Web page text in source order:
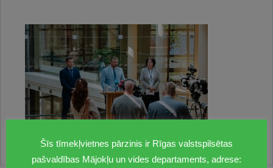
Šīs tīmekļvietnes pārzinis ir Rīgas valstspilsētas
pašvaldības Mājokļu un vides departaments, adrese: